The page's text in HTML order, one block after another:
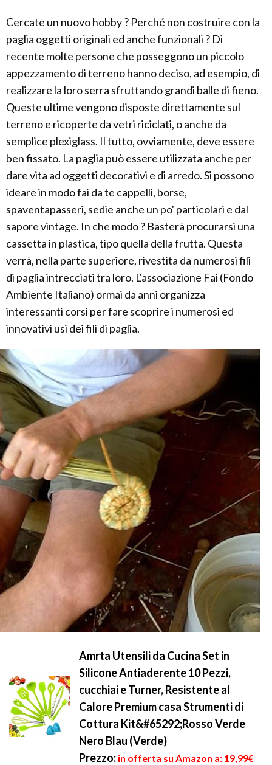
Cercate un nuovo hobby ? Perché non costruire con la
paglia oggetti originali ed anche funzionali ? Di
recente molte persone che posseggono un piccolo
appezzamento di terreno hanno deciso, ad esempio, di
realizzare la loro serra sfruttando grandi balle di fieno.
Queste ultime vengono disposte direttamente sul
terreno e ricoperte da vetri riciclati, o anche da
semplice plexiglass. Il tutto, ovviamente, deve essere
ben fissato. La paglia può essere utilizzata anche per
dare vita ad oggetti decorativi e di arredo. Si possono
ideare in modo fai da te cappelli, borse,
spaventapasseri, sedie anche un po' particolari e dal
sapore vintage. In che modo ? Basterà procurarsi una
cassetta in plastica, tipo quella della frutta. Questa
verrà, nella parte superiore, rivestita da numerosi fili
di paglia intrecciati tra loro. L'associazione Fai (Fondo
Ambiente Italiano) ormai da anni organizza
interessanti corsi per fare scoprire i numerosi ed
innovativi usi dei fili di paglia.
Amrta Utensili da Cucina Set in
Silicone Antiaderente 10 Pezzi,
cucchiai e Turner, Resistente al
Calore Premium casa Strumenti di
Cottura Kit&#65292;Rosso Verde
Nero Blau (Verde)
Prezzo: in offerta su Amazon a: 19,99€